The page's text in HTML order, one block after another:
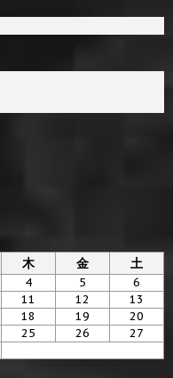
木 金 土
4 5
6
11 12
13
18 19
20
25 26
27